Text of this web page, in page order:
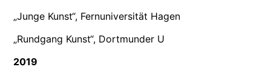
„Junge Kunst“, Fernuniversität Hagen
„Rundgang Kunst“, Dortmunder U
2019